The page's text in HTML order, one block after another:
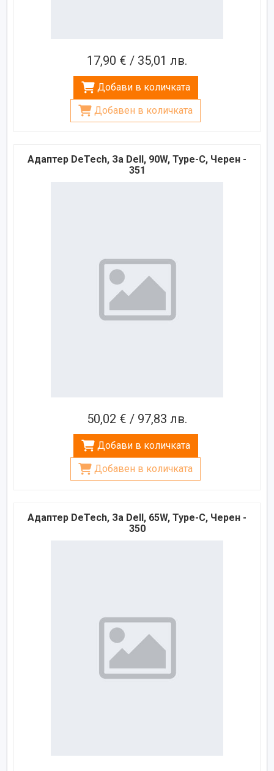
17,90 € / 35,01 лв.
Добави в количката
Добавен в количката
Адаптер DeTech, За Dell, 90W, Type-C, Черен -
351
50,02 € / 97,83 лв.
Добави в количката
Добавен в количката
Адаптер DeTech, За Dell, 65W, Type-C, Черен -
350